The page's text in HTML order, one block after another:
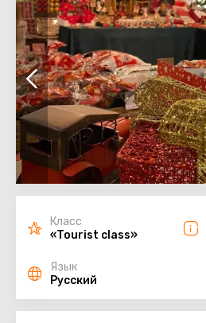
Класс
«Tourist class»
Язык
Русский